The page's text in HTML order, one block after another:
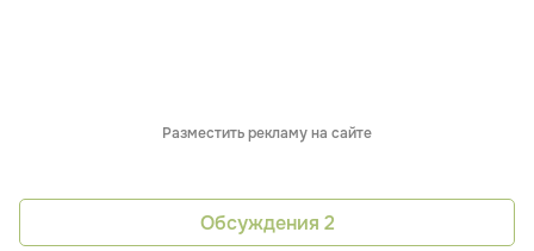
Разместить рекламу на сайте
Обсуждения 2